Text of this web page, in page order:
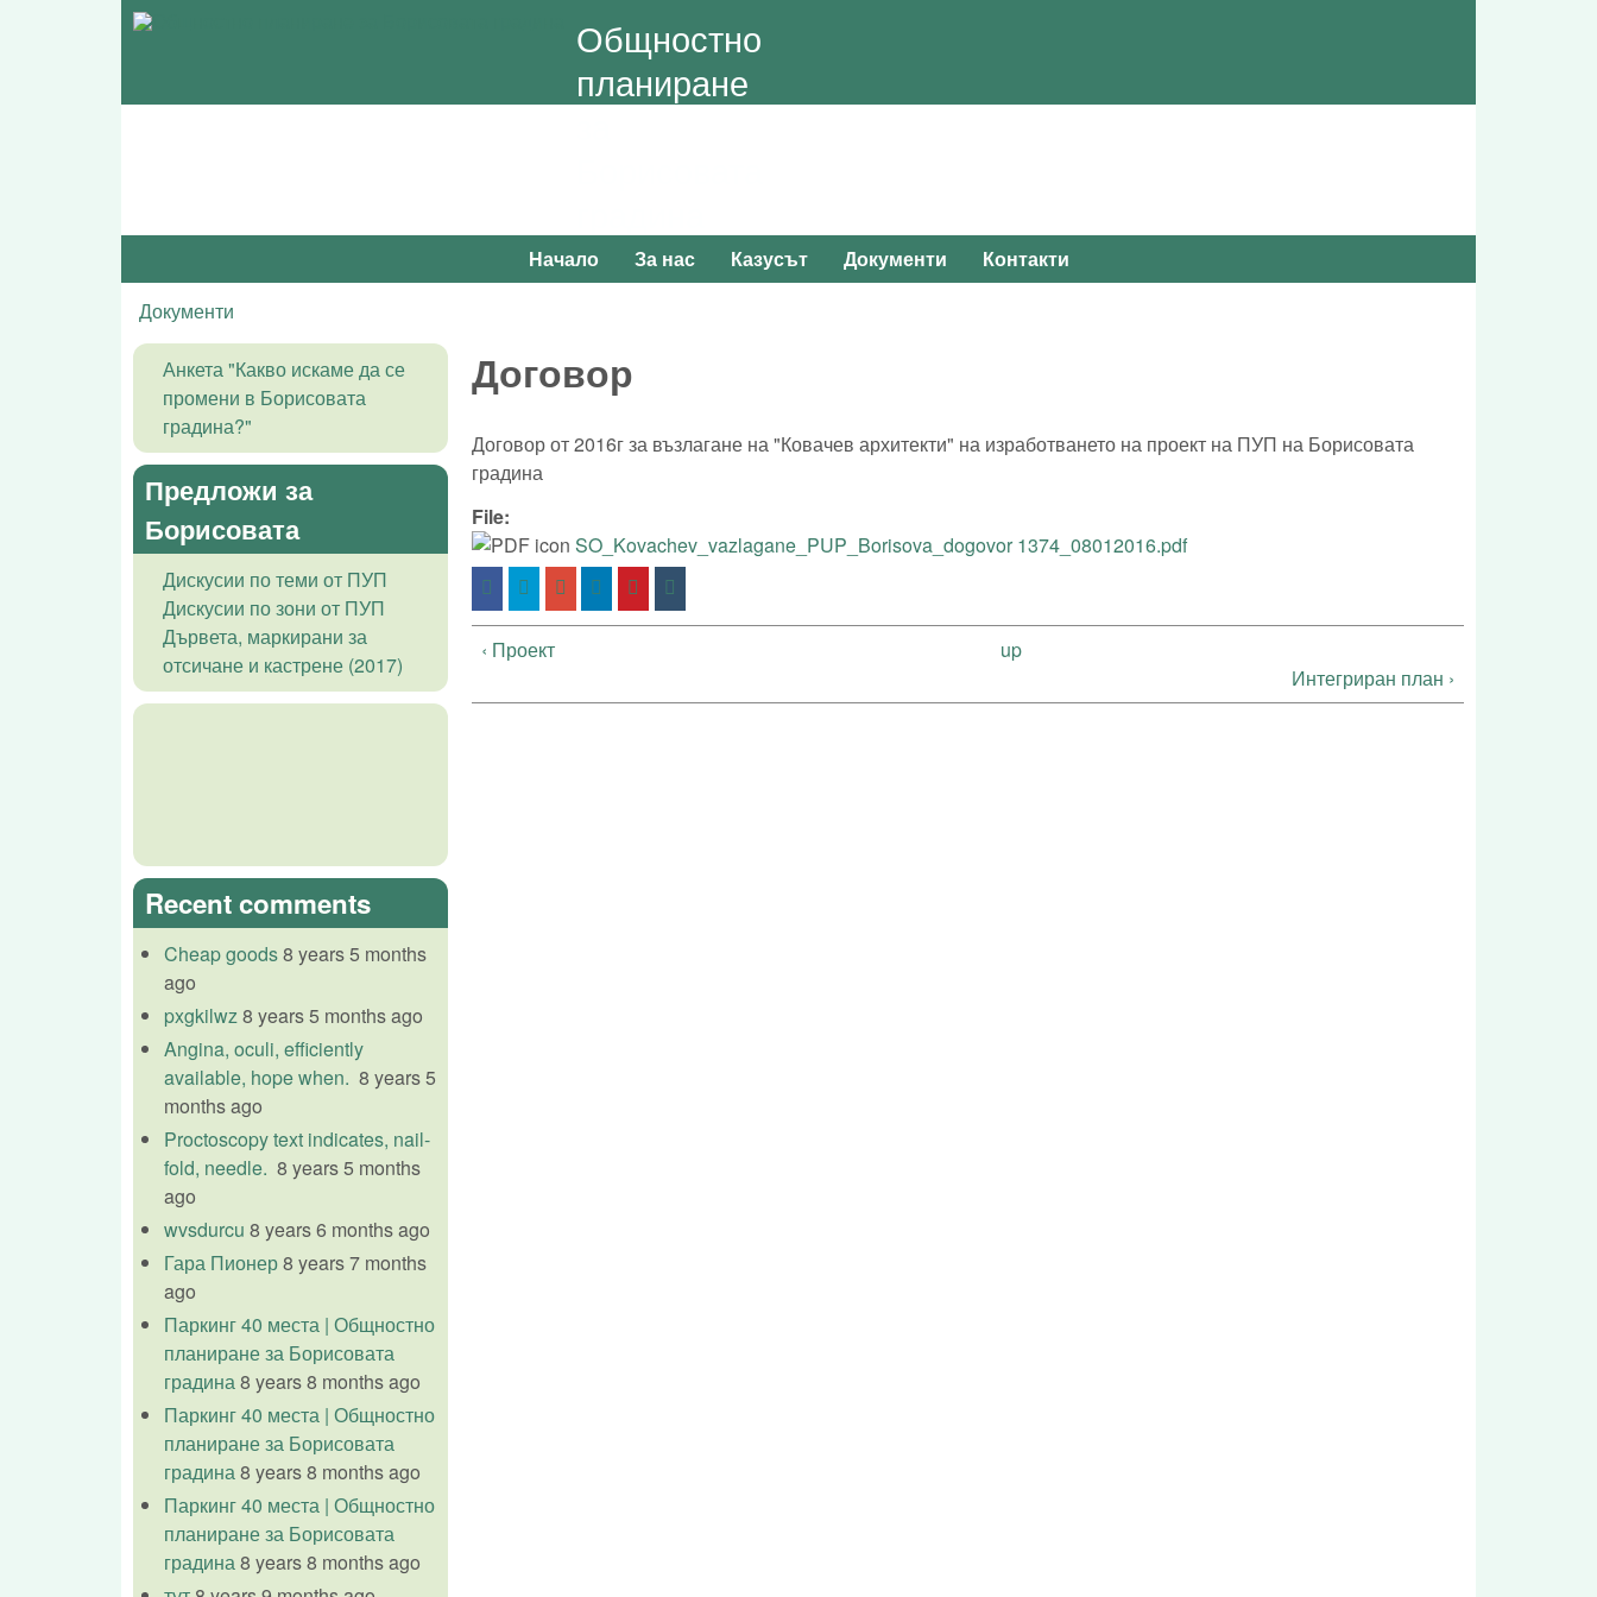
Общностно
планиране
Main menu
Начало За нас Казусът Документи Контакти
You are here
Документи
Договор
Договор от 2016г за възлагане на "Ковачев архитекти" на изработването на проект на ПУП на Борисовата
градина
File:
SO_Kovachev_vazlagane_PUP_Borisova_dogovor 1374_08012016.pdf
‹ Проект
up
Интегриран план ›
Анкета "Какво искаме да се
промени в Борисовата
градина?"
Предложи за
Борисовата
Дискусии по теми от ПУП
Дискусии по зони от ПУП
Дървета, маркирани за
отсичане и кастрене (2017)
Recent comments
Cheap goods8 years 5 months
ago
pxgkilwz8 years 5 months ago
Angina, oculi, efficiently
available, hope when. 8 years 5
months ago
Proctoscopy text indicates, nail-
fold, needle. 8 years 5 months
ago
wvsdurcu 8 years 6 months ago
Гара Пионер8 years 7 months
ago
Паркинг 40 места | Общностно
планиране за Борисовата
градина8 years 8 months ago
Паркинг 40 места | Общностно
планиране за Борисовата
градина8 years 8 months ago
Паркинг 40 места | Общностно
планиране за Борисовата
градина8 years 8 months ago